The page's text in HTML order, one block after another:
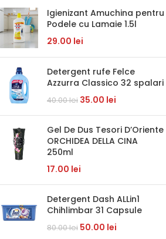
Igienizant Amuchina pentru
Podele cu Lamaie 1.5l
29.00 lei
Detergent rufe Felce
Azzurra Classico 32 spalari
40.00lei 35.00 lei
Gel De Dus Tesori D’Oriente
ORCHIDEA DELLA CINA
250ml
17.00 lei
Detergent Dash ALLin1
Chihlimbar 31 Capsule
80.00lei 50.00 lei